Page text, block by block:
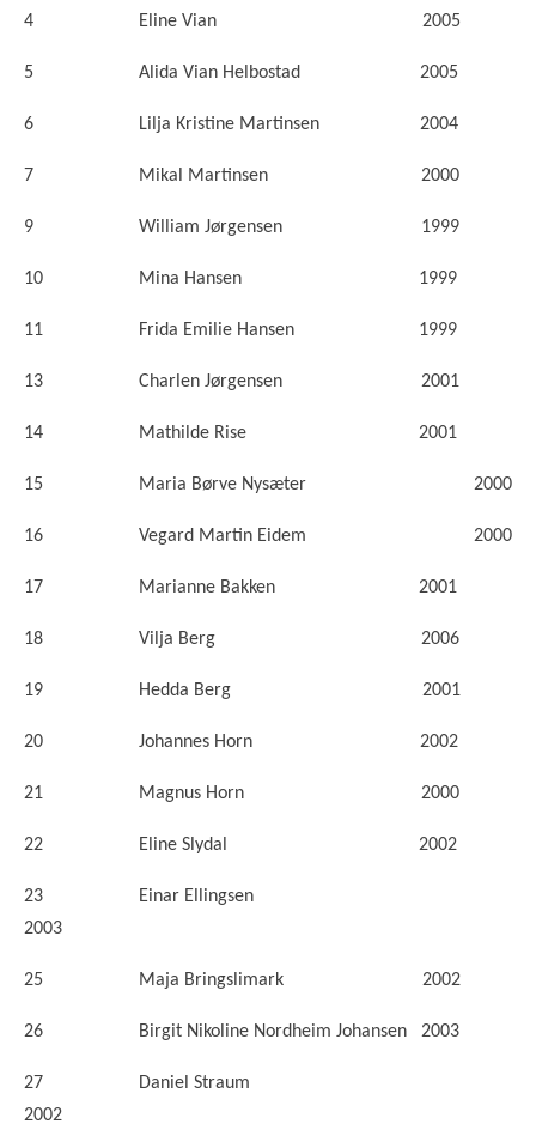
4 Eline Vian 2005
5 Alida Vian Helbostad 2005
6 Lilja Kristine Martinsen 2004
7 Mikal Martinsen 2000
9 William Jørgensen 1999
10 Mina Hansen 1999
11 Frida Emilie Hansen 1999
13 Charlen Jørgensen 2001
14 Mathilde Rise 2001
15 Maria Børve Nysæter 2000
16 Vegard Martin Eidem 2000
17 Marianne Bakken 2001
18 Vilja Berg 2006
19 Hedda Berg 2001
20 Johannes Horn 2002
21 Magnus Horn 2000
22 Eline Slydal 2002
23 Einar Ellingsen
2003
25 Maja Bringslimark 2002
26 Birgit Nikoline Nordheim Johansen 2003
27 Daniel Straum
2002